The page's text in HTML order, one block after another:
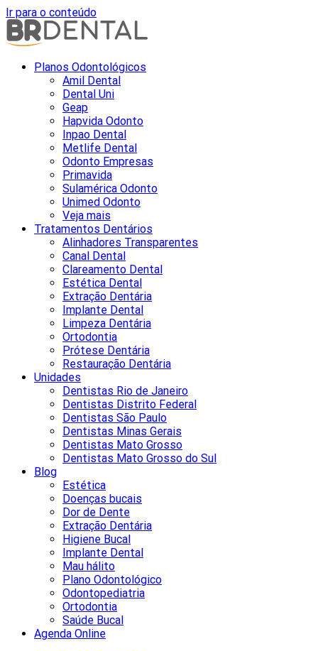
Ir para o conteúdo
Planos Odontológicos
Amil Dental
Dental Uni
Geap
Hapvida Odonto
Inpao Dental
Metlife Dental
Odonto Empresas
Primavida
Sulamérica Odonto
Unimed Odonto
Veja mais
Tratamentos Dentários
Alinhadores Transparentes
Canal Dental
Clareamento Dental
Estética Dental
Extração Dentária
Implante Dental
Limpeza Dentária
Ortodontia
Prótese Dentária
Restauração Dentária
Unidades
Dentistas Rio de Janeiro
Dentistas Distrito Federal
Dentistas São Paulo
Dentistas Minas Gerais
Dentistas Mato Grosso
Dentistas Mato Grosso do Sul
Blog
Estética
Doenças bucais
Dor de Dente
Extração Dentária
Higiene Bucal
Implante Dental
Mau hálito
Plano Odontológico
Odontopediatria
Ortodontia
Saúde Bucal
Agenda Online